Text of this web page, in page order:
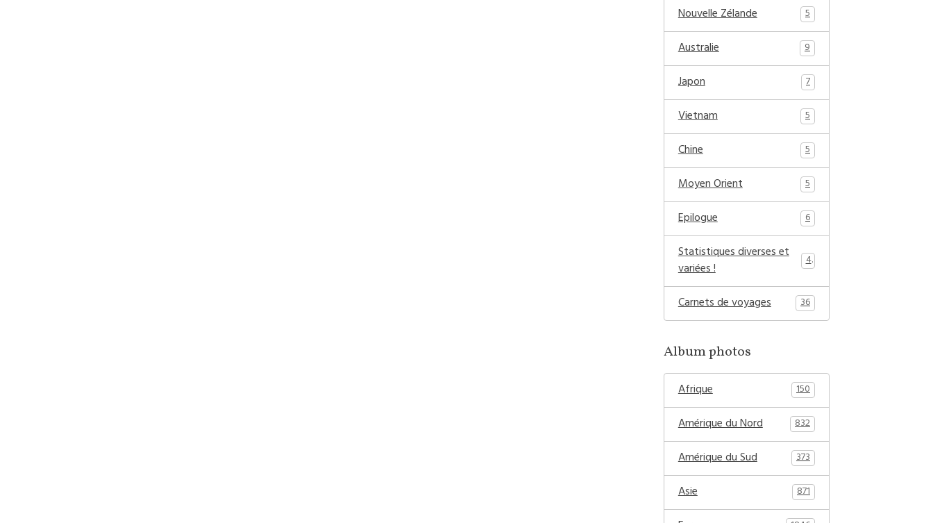
Nouvelle Zélande 5
Australie 9
Japon 7
Vietnam 5
Chine 5
Moyen Orient 5
Epilogue 6
Statistiques diverses et
variées !
4
Carnets de voyages 36
Album photos
Afrique 150
Amérique du Nord 832
Amérique du Sud 373
Asie 871